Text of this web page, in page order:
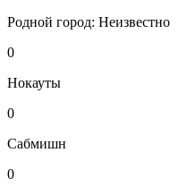
Родной город: Неизвестно
0
Нокауты
0
Сабмишн
0